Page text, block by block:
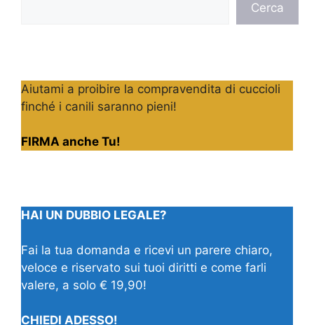
Cerca
Aiutami a proibire la compravendita di cuccioli
finché i canili saranno pieni!
FIRMA anche Tu!
HAI UN DUBBIO LEGALE?
Fai la tua domanda e ricevi un parere chiaro,
veloce e riservato sui tuoi diritti e come farli
valere, a solo € 19,90!
CHIEDI ADESSO!